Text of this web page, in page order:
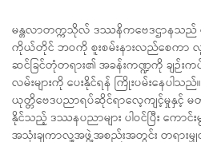
မန္တလာတက္ကသိုလ် ဒဿနိကဗေဒဌာနသည် ကျေ
ကိုယ်တိုင် ဘဝကို စူးစမ်းနားလည်စေကာ လူမှု
ဆင်ခြင်တုံတရား၏ အခန်းကဏ္ဍကို ချဉ်း
လမ်းများကို ပေးနိုင်ရန် ကြိုးပမ်းနေပ
ယုတ္တိဗေဒပညာရပ်ဆိုင်ရာလေ့ကျင့်မှုနှင့်
နိုင်သည့် ဒဿနပညာများ ပါဝင်ပြီး ကော
အသုံးချကာလူ့အဖွဲ့အစည်းအတွင်း တရားမျှ